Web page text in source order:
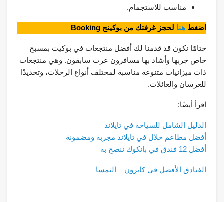
مناسب للاستجمام.
اضغط هنا لحجز غرفتك من بوكينج Booking
ختامًا نكون قد قدمنا لك أفضل منتجعات في بوكيت بمسبح
خاص جربها وأشاد بها مسافرون عرب سابقون. وهي منتجعات
ذات ميزانيات متنوعة مناسبة لمختلف أنواع الرحلات، وتحديدًا
للعرسان والعائلات.
اقرأ أيضًا:
الدليل الشامل للسياحة في تايلاند
أفضل مطاعم حلال في تايلاند مجربة ومضمونة
أفضل 12 فندق في بانكوك ننصح به
الفنادق الأفضل في كابرون – النمسا